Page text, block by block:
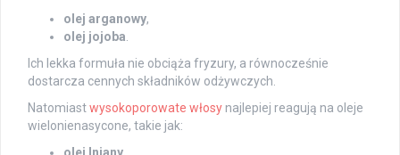
olej arganowy,
olej jojoba
Ich lekka formuła nie obciąża fryzury, a równocześnie
dostarcza cennych składników odżywczych.
Natomiastwysokoporowate włosy najlepiej reagują na oleje
wielonienasycone, takie jak:
olej lniany,